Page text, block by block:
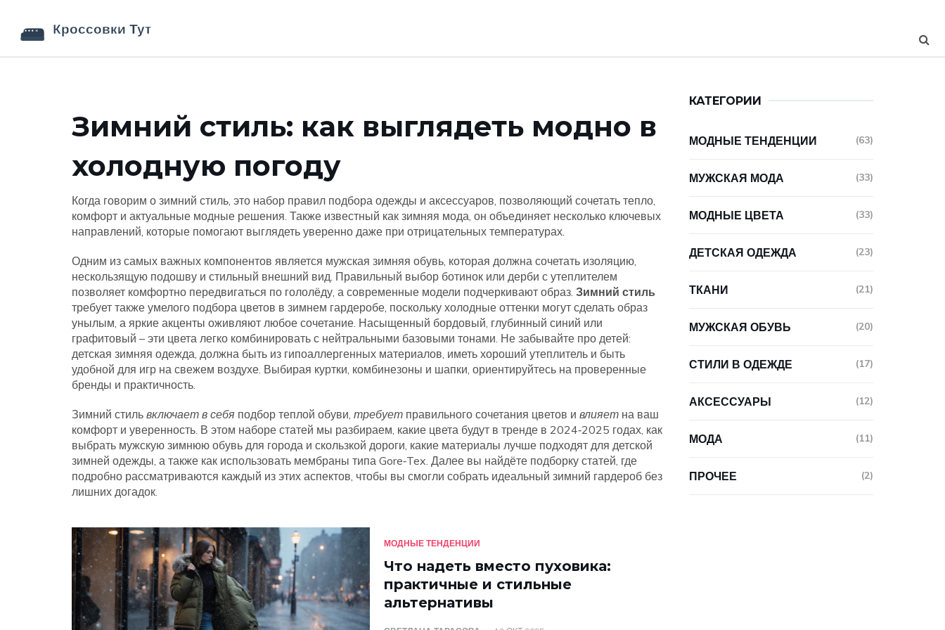
Зимний стиль: как выглядеть модно в
холодную погоду
Когда говорим о зимний стиль, это набор правил подбора одежды и аксессуаров, позволяющий сочетать тепло,
комфорт и актуальные модные решения. Также известный как зимняя мода, он объединяет несколько ключевых
направлений, которые помогают выглядеть уверенно даже при отрицательных температурах.
Одним из самых важных компонентов является мужская зимняя обувь, которая должна сочетать изоляцию,
нескользящую подошву и стильный внешний вид. Правильный выбор ботинок или дерби с утеплителем
позволяет комфортно передвигаться по гололёду, а современные модели подчеркивают образ. Зимний стиль
требует также умелого подбора цветов в зимнем гардеробе, поскольку холодные оттенки могут сделать образ
унылым, а яркие акценты оживляют любое сочетание. Насыщенный бордовый, глубинный синий или
графитовый – эти цвета легко комбинировать с нейтральными базовыми тонами. Не забывайте про детей:
детская зимняя одежда, должна быть из гипоаллергенных материалов, иметь хороший утеплитель и быть
удобной для игр на свежем воздухе. Выбирая куртки, комбинезоны и шапки, ориентируйтесь на проверенные
бренды и практичность.
Зимний стиль включает в себя подбор теплой обуви, требует правильного сочетания цветов и влияет на ваш
комфорт и уверенность. В этом наборе статей мы разбираем, какие цвета будут в тренде в 2024‑2025 годах, как
выбрать мужскую зимнюю обувь для города и скользкой дороги, какие материалы лучше подходят для детской
зимней одежды, а также как использовать мембраны типа Gore‑Tex. Далее вы найдёте подборку статей, где
подробно рассматриваются каждый из этих аспектов, чтобы вы смогли собрать идеальный зимний гардероб без
лишних догадок.
МОДНЫЕ ТЕНДЕНЦИИ
Что надеть вместо пуховика:
практичные и стильные
альтернативы
КАТЕГОРИИ
МОДНЫЕ ТЕНДЕНЦИИ (63)
МУЖСКАЯ МОДА (33)
МОДНЫЕ ЦВЕТА (33)
ДЕТСКАЯ ОДЕЖДА (23)
ТКАНИ (21)
МУЖСКАЯ ОБУВЬ (20)
СТИЛИ В ОДЕЖДЕ (17)
АКСЕССУАРЫ (12)
МОДА (11)
ПРОЧЕЕ (2)